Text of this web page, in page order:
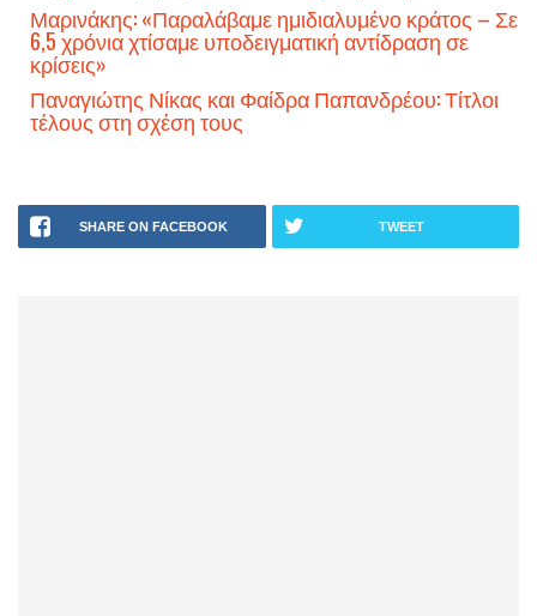
Μαρινάκης: «Παραλάβαμε ημιδιαλυμένο κράτος – Σε
6,5 χρόνια χτίσαμε υποδειγματική αντίδραση σε
κρίσεις»
Παναγιώτης Νίκας και Φαίδρα Παπανδρέου: Τίτλοι
τέλους στη σχέση τους
SHARE ON FACEBOOK TWEET